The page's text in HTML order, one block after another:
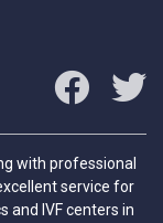
with professional
service for
and IVF centers in